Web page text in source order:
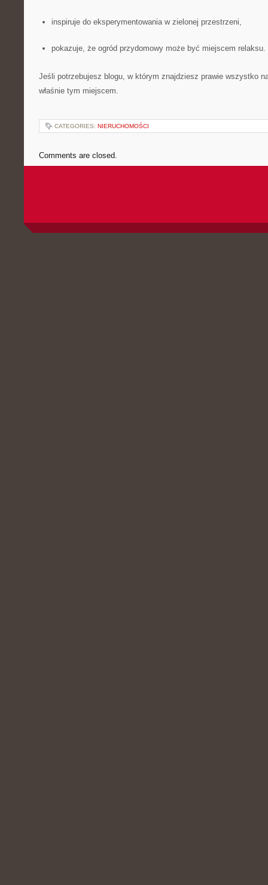
inspiruje do eksperymentowania w zielonej przestrzeni,
pokazuje, że ogród przydomowy może być miejscem relaksu.
Jeśli potrzebujesz blogu, w którym znajdziesz prawie wszystko
właśnie tym miejscem.
CATEGORIES: NIERUCHOMOŚCI
Comments are closed.